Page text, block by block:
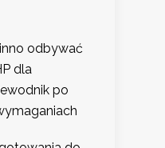
odbywać
dla
po